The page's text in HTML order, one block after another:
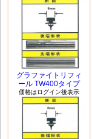
グラファイトリフィ
ール TW400タイプ
価格はログイン後表示